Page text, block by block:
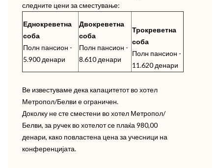
следните цени за сместување:
Еднокреветна
соба
Полн пансион -
5.900 денари
Двокреветна
соба
Полн пансион -
8.610 денари
Трокреветна
соба
Полн пансион -
11.620 денари
Ве известуваме дека капацитетот во хотел
Метропол/Белви е ограничен.
Доколку не сте сместени во хотел Метропол/
Белви, за ручек во хотелот се плаќа 980,00
денари, како повластена цена за учесници на
конференцијата.